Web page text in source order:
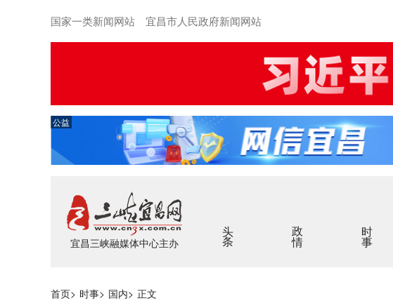
国家一类新闻网站 宜昌市人民政府新闻网站
公益
宜昌三峡融媒体中心主办
头条 政情 时事
首页> 时事> 国内> 正文